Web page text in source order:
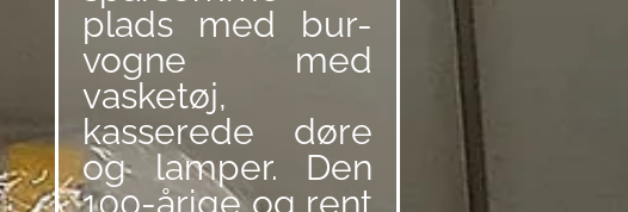
plads med bur-
vogne med
vasketøj,
kasserede døre
og lamper. Den
100-årige og rent